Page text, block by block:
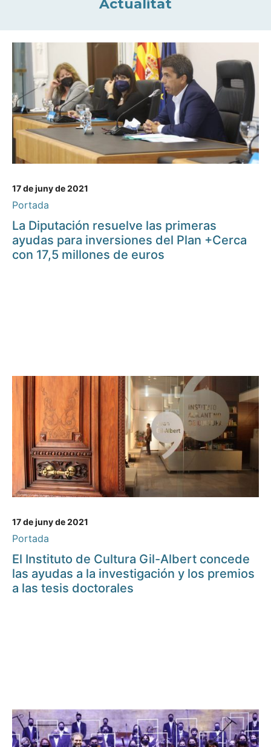
Actualitat
17 de juny de 2021
Portada
La Diputación resuelve las primeras
ayudas para inversiones del Plan +Cerca
con 17,5 millones de euros
17 de juny de 2021
Portada
El Instituto de Cultura Gil-Albert concede
las ayudas a la investigación y los premios
a las tesis doctorales